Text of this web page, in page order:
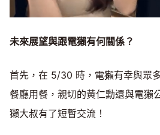
未來展望與跟電獺有何關係？
首先，在 5/30 時，電獺有幸與眾
餐廳用餐，親切的黃仁勳還與電獺
獺大叔有了短暫交流！